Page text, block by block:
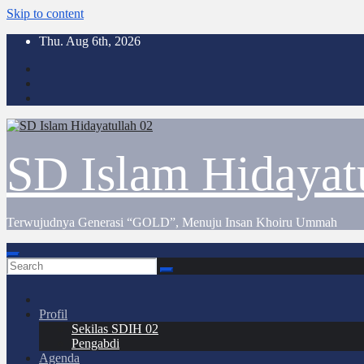
Skip to content
Thu. Aug 6th, 2026
SD Islam
Terwujudnya Generasi “GOLD”, Menuju Insan Khoiru Ummah
Profil
Sekilas SDIH 02
Pengabdi
Agenda